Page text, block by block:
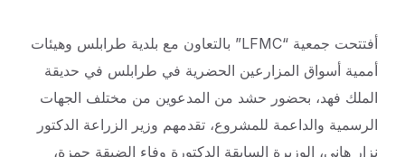
أفتتحت جمعية “LFMC” بالتعاون مع بلدية طرابلس وهيئات
أممية أسواق المزارعين الحضرية في طرابلس في حديقة
الملك فهد، بحضور حشد من المدعوين من مختلف الجهات
الرسمية والداعمة للمشروع، تقدمهم وزير الزراعة الدكتور
نزار هاني، الوزيرة السابقة الدكتورة وفاء الضيقة حمزة،